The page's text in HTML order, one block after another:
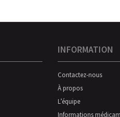
INFORMATION
Contactez-nous
À propos
L’équipe
Informations